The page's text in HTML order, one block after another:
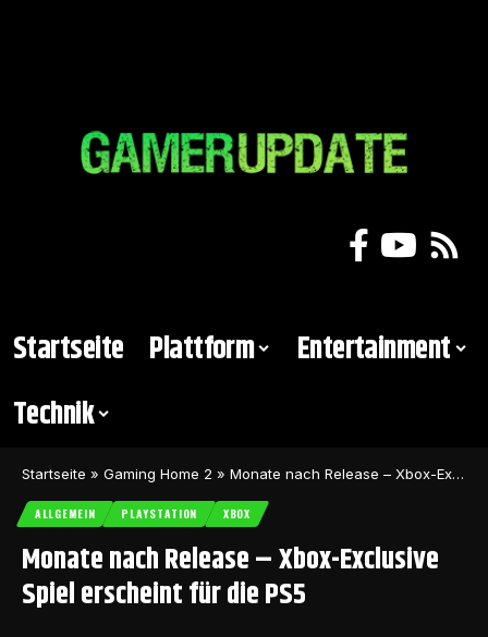
Startseite Plattform
Entertainment
Technik
Startseite » Gaming Home 2 » Monate nach Release – Xbox-Exclusive Spiel erscheint für die PS5
ALLGEMEIN PLAYSTATION XBOX
Monate nach Release – Xbox-Exclusive
Spiel erscheint für die PS5